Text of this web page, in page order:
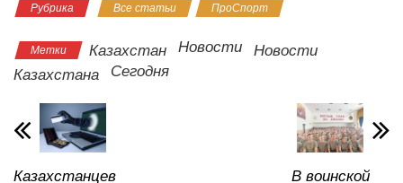
at
s
A
p
p
c
e
b
o
o
k
tt
er
n
o
e
gr
.R
u
и
ть
Рубрика Все статьи ПроСпорт
Метки Казахстан Новости
Новости
Казахстана
Сегодня
Казахстанцев В воинской